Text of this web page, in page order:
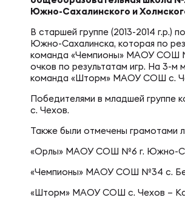
Южно-Сахалинского и
В старшей группе (2013-2014
Южно-Сахалинска, которая по
команда «Чемпионы» МАОУ СОШ
очков по результатам игр. На 3-м
команда «Шторм» МАОУ СОШ с.
Победителями в младшей группе
с. Чехов.
Также были отмечены грамотами
«Орлы» МАОУ СОШ №6 г. Южно-
«Чемпионы» МАОУ СОШ №34 с.
«Шторм» МАОУ СОШ с. Чехов –